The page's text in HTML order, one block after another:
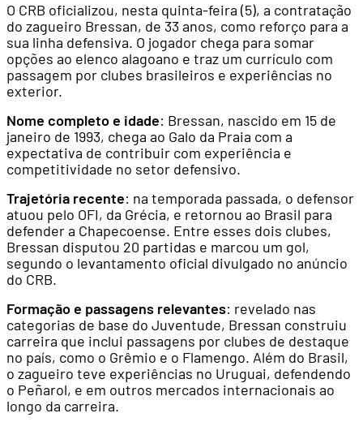
O CRB oficializou, nesta quinta-feira (5), a contratação
do zagueiro Bressan, de 33 anos, como reforço para a
sua linha defensiva. O jogador chega para somar
opções ao elenco alagoano e traz um currículo com
passagem por clubes brasileiros e experiências no
exterior.
Nome completo e idade: Bressan, nascido em 15 de
janeiro de 1993, chega ao Galo da Praia com a
expectativa de contribuir com experiência e
competitividade no setor defensivo.
Trajetória recente: na temporada passada, o defensor
atuou pelo OFI, da Grécia, e retornou ao Brasil para
defender a Chapecoense. Entre esses dois clubes,
Bressan disputou 20 partidas e marcou um gol,
segundo o levantamento oficial divulgado no anúncio
do CRB.
Formação e passagens relevantes: revelado nas
categorias de base do Juventude, Bressan construiu
carreira que inclui passagens por clubes de destaque
no país, como o Grêmio e o Flamengo. Além do Brasil,
o zagueiro teve experiências no Uruguai, defendendo
o Peñarol, e em outros mercados internacionais ao
longo da carreira.